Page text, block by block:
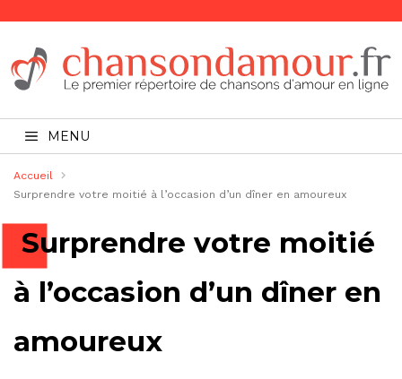
MENU
Accueil
Surprendre votre moitié à l’occasion d’un dîner en amoureux
Surprendre votre moitié
à l’occasion d’un dîner en
amoureux